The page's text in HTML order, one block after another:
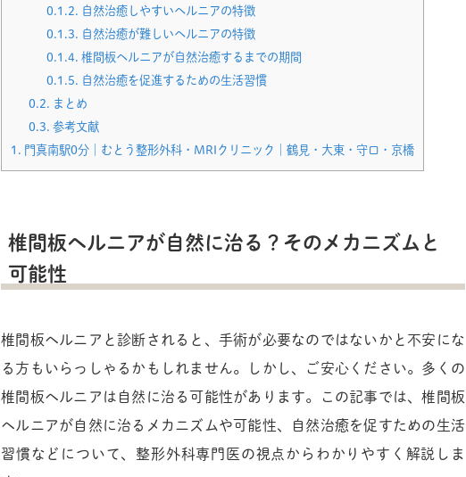
0.1.2. 自然治癒しやすいヘルニアの特徴
0.1.3. 自然治癒が難しいヘルニアの特徴
0.1.4. 椎間板ヘルニアが自然治癒するまでの期間
0.1.5. 自然治癒を促進するための生活習慣
0.2. まとめ
0.3. 参考文献
1. 門真南駅0分｜むとう整形外科・MRIクリニック｜鶴見・大東・守口・京橋
椎間板ヘルニアが自然に治る？そのメカニズムと
可能性
椎間板ヘルニアと診断されると、手術が必要なのではないかと不安にな
る方もいらっしゃるかもしれません。しかし、ご安心ください。多くの
椎間板ヘルニアは自然に治る可能性があります。この記事では、椎間板
ヘルニアが自然に治るメカニズムや可能性、自然治癒を促すための生活
習慣などについて、整形外科専門医の視点からわかりやすく解説しま